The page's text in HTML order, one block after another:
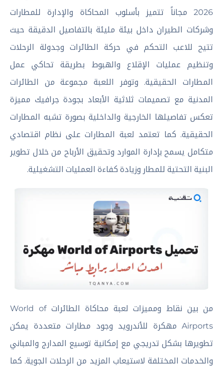
2026 مجاناً تتميز بأسلوب المحاكاة والإدارة للمطارات
وشركات الطيران داخل بيئة مليئة بالتفاصيل الدقيقة حيث
تتيح للاعب التحكم في حركة الطائرات وجدولة الرحلات
وتنظيم عمليات الإقلاع والهبوط بطريقة تحاكي عمل
المطارات الحقيقية. وتوفر اللعبة مجموعة من الطائرات
المدنية مع تصميمات ثلاثية الأبعاد بجودة جرافيك مميزة
تعكس تفاصيلها الخارجية والداخلية بصورة تشبه المطارات
الحقيقية. كما تعتمد لعبة المطارات على نظام اقتصادي
متكامل يسمح بإدارة الموارد وتحقيق الأرباح من خلال تطوير
البنية التحتية للمطار وزيادة كفاءة العمليات التشغيلية.
من بين نقاط ومميزات لعبة محاكاة الطائرات World of
Airports مهكرة للأندرويد وجود مطارات متعددة يمكن
تطويرها بشكل تدريجي مع إمكانية توسيع المدارج والمباني
والخدمات المختلفة لاستيعاب المزيد من الرحلات الجوية. كما